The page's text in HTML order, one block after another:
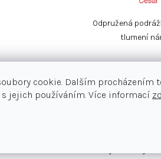
cookie. Dalším procházením
jejich používáním. Více informací
Odpružená
tlumení
Dámská silniční
kombinuje pohodlí s
obouvání a zouvání
ale klasický design
Měkký síťovaný